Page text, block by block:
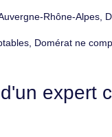
Rhône-Alpes,
Domérat ne
expert